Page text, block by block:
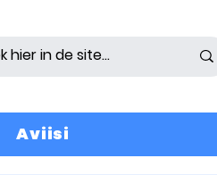
Aviisi